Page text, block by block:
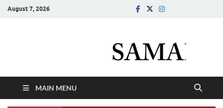
August 7, 2026
MAIN MENU